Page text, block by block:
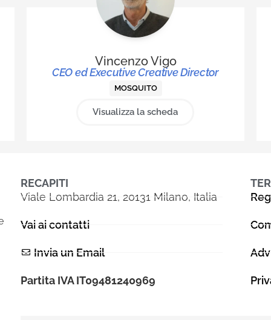
Dal 2019 è co-founder e Direttore
Neon dove, insieme a Stefano Longoni,
responsabile della supervisione e
processo creativo di tutti i progetti
Vincenzo Vigo
CEO ed Executive Creative Director
MOSQUITO
Visualizza la scheda
RECAPITI
Viale Lombardia 21, 20131 Milano, Italia
Vai ai contatti
Invia un Email
Partita IVA IT09481240969